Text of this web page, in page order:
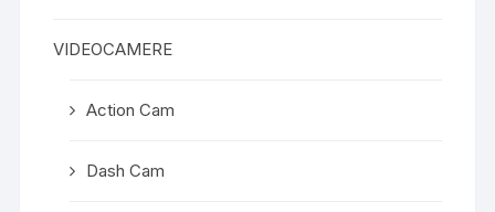
VIDEOCAMERE
Action Cam
Dash Cam